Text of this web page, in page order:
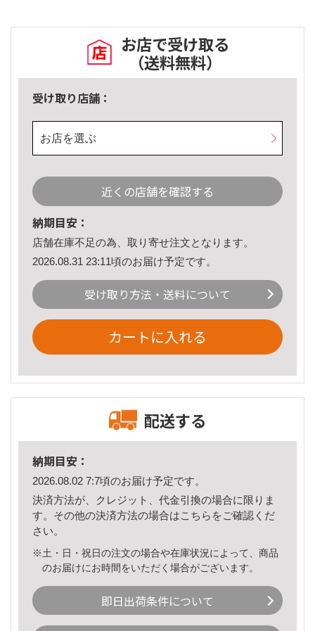
お店で受け取る
（送料無料）
受け取り店舗：
お店を選ぶ
近くの店舗を確認する
納期目安：
店舗在庫不足の為、取り寄せ注文となります。
2026.08.31 23:11頃のお届け予定です。
受け取り方法・送料について
カートに入れる
配送する
納期目安：
2026.08.02 7:7頃のお届け予定です。
決済方法が、クレジット、代金引換の場合に限りま
す。その他の決済方法の場合はこちら をご確認くだ
さい。
※土・日・祝日の注文の場合や在庫状況によって、商品
のお届けにお時間をいただく場合がございます。
即日出荷条件について